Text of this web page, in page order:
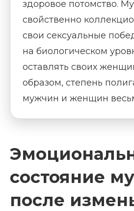
здоровое потомство.
свойственно
свои сексуальные
на биологическом
оставлять своих
образом, степень
мужчин и женщин
состояние
после